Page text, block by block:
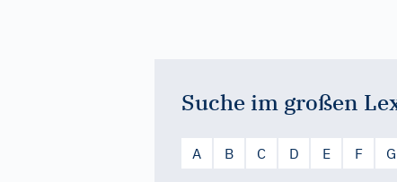
Suche im großen
A B C D E F G